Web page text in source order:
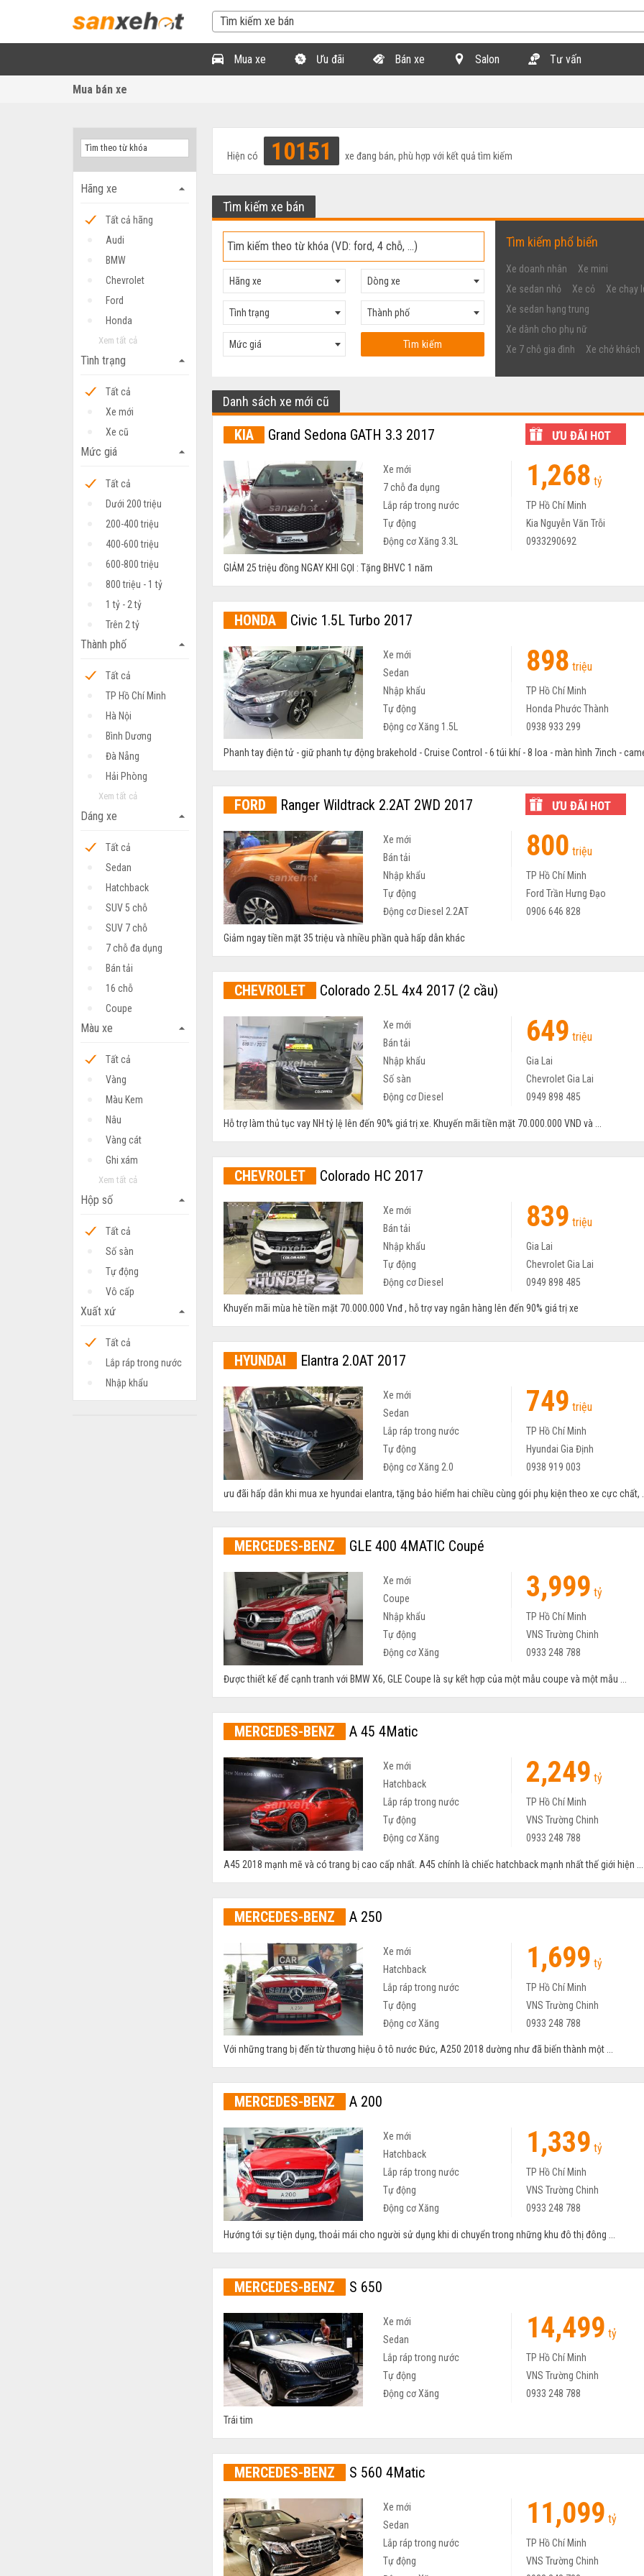
Mua xe Ưu đãi Bán xe Salon Tư vấn
Mua bán xe
arrow_drop_up
Hãng xe
Tất cả hãng
Audi
BMW
Chevrolet
Ford
Honda
Xem tất cả
arrow_drop_up
Tình trạng
Tất cả
Xe mới
Xe cũ
arrow_drop_up
Mức giá
Tất cả
Dưới 200 triệu
200-400 triệu
400-600 triệu
600-800 triệu
800 triệu - 1 tỷ
1 tỷ - 2 tỷ
Trên 2 tỷ
arrow_drop_up
Thành phố
Tất cả
TP Hồ Chí Minh
Hà Nội
Bình Dương
Đà Nẵng
Hải Phòng
Xem tất cả
arrow_drop_up
Dáng xe
Tất cả
Sedan
Hatchback
SUV 5 chỗ
SUV 7 chỗ
7 chỗ đa dụng
Bán tải
16 chỗ
Coupe
arrow_drop_up
Màu xe
Tất cả
Vàng
Màu Kem
Nâu
Vàng cát
Ghi xám
Xem tất cả
arrow_drop_up
Hộp số
Tất cả
Số sàn
Tự động
Vô cấp
arrow_drop_up
Xuất xứ
Tất cả
Lắp ráp trong nước
Nhập khẩu
Hiện có 10151 xe đang bán, phù hợp với kết quả tìm kiếm
Tìm kiếm xe bán
Hãng xe Dòng xe
Tình trạng Thành phố
Mức giá Tìm kiếm
Tìm kiếm phổ biến
Xe doanh nhân
Xe mini
Xe sedan nhỏ
Xe cỏ
Xe chạy
Xe sedan hạng trung
Xe dành cho phụ nữ
Xe 7 chỗ gia đình
Xe chở khách
Danh sách xe mới cũ
KIA Grand Sedona GATH 3.3 2017 ƯU ĐÃI HOT
Xe mới 1,268 tỷ
7 chỗ đa dụng
Lắp ráp trong nước
TP Hồ Chí Minh
Tự động
Kia Nguyễn Văn Trỗi
Động cơ Xăng 3.3L
0933290692
GIẢM 25 triệu đồng NGAY KHI GỌI : Tặng BHVC 1 năm
HONDA Civic 1.5L Turbo 2017
Xe mới 898 triệu
Sedan
Nhập khẩu
TP Hồ Chí Minh
Tự động
Honda Phước Thành
Động cơ Xăng 1.5L
0938 933 299
Phanh tay điện tử - giữ phanh tự động brakehold - Cruise Control - 6 túi khí - 8 loa - màn hình 7inch -
FORD Ranger Wildtrack 2.2AT 2WD 2017 ƯU ĐÃI HOT
Xe mới 800 triệu
Bán tải
Nhập khẩu
TP Hồ Chí Minh
Tự động
Ford Trần Hưng Đạo
Động cơ Diesel 2.2AT
0906 646 828
Giảm ngay tiền mặt 35 triệu và nhiều phần quà hấp dẫn khác
CHEVROLET Colorado 2.5L 4x4 2017 (2 cầu)
Xe mới 649 triệu
Bán tải
Nhập khẩu
Gia Lai
Số sàn
Chevrolet Gia Lai
Động cơ Diesel
0949 898 485
Hỗ trợ làm thủ tục vay NH tỷ lệ lên đến 90% giá trị xe. Khuyến mãi tiền mặt 70.000.000 VND và ...
CHEVROLET Colorado HC 2017
Xe mới 839 triệu
Bán tải
Nhập khẩu
Gia Lai
Tự động
Chevrolet Gia Lai
Động cơ Diesel
0949 898 485
Khuyến mãi mùa hè tiền mặt 70.000.000 Vnđ , hỗ trợ vay ngân hàng lên đến 90% giá trị xe
HYUNDAI Elantra 2.0AT 2017
Xe mới 749 triệu
Sedan
Lắp ráp trong nước
TP Hồ Chí Minh
Tự động
Hyundai Gia Định
Động cơ Xăng 2.0
0938 919 003
ưu đãi hấp dẫn khi mua xe hyundai elantra, tặng bảo hiểm hai chiều cùng gói phụ kiện theo xe cực chất,
MERCEDES-BENZ GLE 400 4MATIC Coupé
Xe mới 3,999 tỷ
Coupe
Nhập khẩu
TP Hồ Chí Minh
Tự động
VNS Trường Chinh
Động cơ Xăng
0933 248 788
Được thiết kế để cạnh tranh với BMW X6, GLE Coupe là sự kết hợp của một mẫu coupe và một mẫu ...
MERCEDES-BENZ A 45 4Matic
Xe mới 2,249 tỷ
Hatchback
Lắp ráp trong nước
TP Hồ Chí Minh
Tự động
VNS Trường Chinh
Động cơ Xăng
0933 248 788
A45 2018 mạnh mẽ và có trang bị cao cấp nhất. A45 chính là chiếc hatchback mạnh nhất thế giới hiện ...
MERCEDES-BENZ A 250
Xe mới 1,699 tỷ
Hatchback
Lắp ráp trong nước
TP Hồ Chí Minh
Tự động
VNS Trường Chinh
Động cơ Xăng
0933 248 788
Với những trang bị đến từ thương hiệu ô tô nước Đức, A250 2018 dường như đã biến thành một ...
MERCEDES-BENZ A 200
Xe mới 1,339 tỷ
Hatchback
Lắp ráp trong nước
TP Hồ Chí Minh
Tự động
VNS Trường Chinh
Động cơ Xăng
0933 248 788
Hướng tới sự tiện dụng, thoải mái cho người sử dụng khi di chuyển trong những khu đô thị đông ...
MERCEDES-BENZ S 650
Xe mới 14,499 tỷ
Sedan
Lắp ráp trong nước
TP Hồ Chí Minh
Tự động
VNS Trường Chinh
Động cơ Xăng
0933 248 788
Trái tim
MERCEDES-BENZ S 560 4Matic
Xe mới 11,099 tỷ
Sedan
Lắp ráp trong nước
TP Hồ Chí Minh
Tự động
VNS Trường Chinh